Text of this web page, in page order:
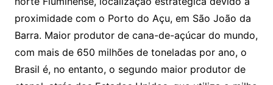
proximidade com o Porto do Açu, em São João da
Barra. Maior produtor de cana-de-açúcar do mundo,
com mais de 650 milhões de toneladas por ano, o
Brasil é, no entanto, o segundo maior produtor de